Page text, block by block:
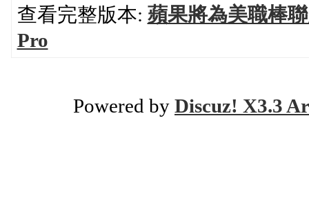
查看完整版本: 蘋果將為美職棒
Pro
Powered by Discuz! X3.3